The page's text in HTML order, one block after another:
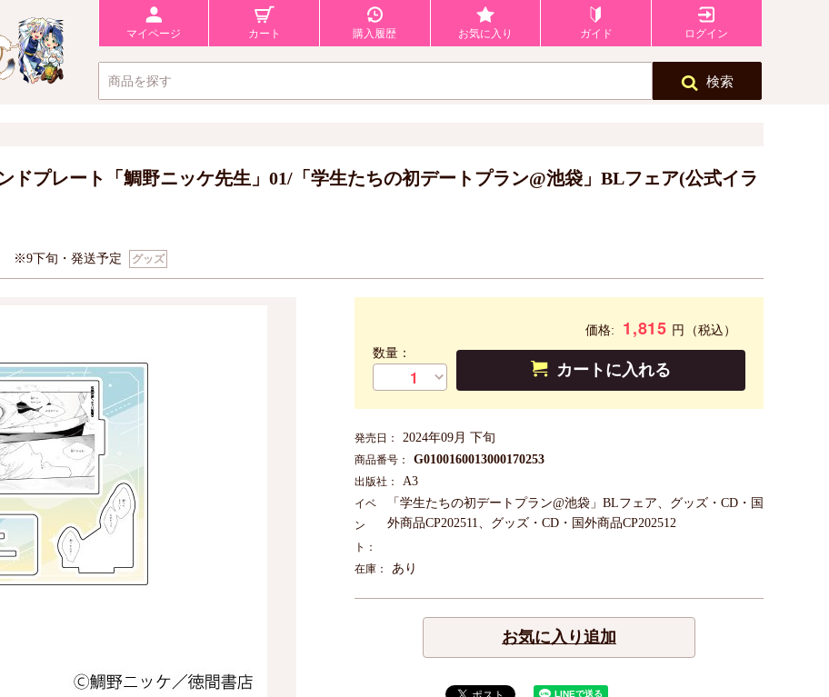
マイページ カート 購入履歴 お気に入り ガイド ログイン
検索
ドプレート「鯛野ニッケ先生」01/「学生たちの初デートプラン@池袋」BLフェア(公式イラ
※9下旬・発送予定 グッズ
価格: 1,815 円
（税込）
数量：
カートに入れる
発売日： 2024年09月 下旬
商品番号： G0100160013000170253
出版社： A3
イベ
ン
ト：
「学生たちの初デートプラン@池袋」BLフェア、グッズ・CD・国
外商品CP202511、グッズ・CD・国外商品CP202512
在庫： あり
お気に入り追加